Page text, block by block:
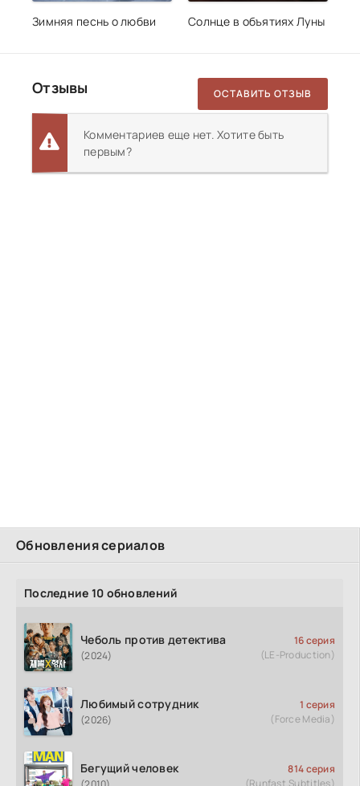
Обновления сериалов
Последние 10 обновлений
Чеболь против детектива
(2024)
16 серия
(LE-Production)
Любимый сотрудник
(2026)
1 серия
(Force Media)
Бегущий человек
814 серия
(Runfast.Subtitles)
Зимняя песнь о любви Солнце в объятиях Луны
Отзывы ОСТАВИТЬ ОТЗЫВ
Комментариев еще нет. Хотите быть
первым?